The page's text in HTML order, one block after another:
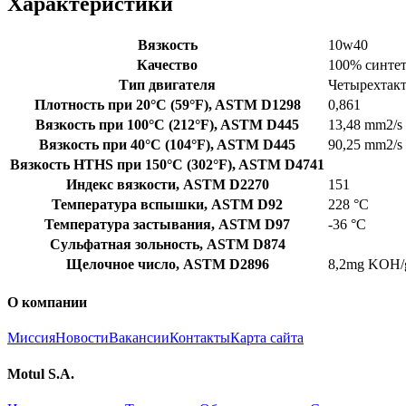
Вязкость
10w40
Качество
100%
Тип двигателя
Плотность при 20°C (59°F), ASTM D1298
0,861
Вязкость при 100°C (212°F), ASTM D445
13,48 mm2/s
Вязкость при 40°C (104°F), ASTM D445
90,25 mm2/s
Вязкость HTHS при 150°C (302°F), ASTM D4741
Индекс вязкости, ASTM D2270
151
Температура вспышки, ASTM D92
228 °C
Температура застывания, ASTM D97
-36 °C
Сульфатная зольность, ASTM D874
Щелочное число, ASTM D2896
8,2mg
О компании
МиссияНовостиВакансииКонтактыКарта сайта
Motul S.A.